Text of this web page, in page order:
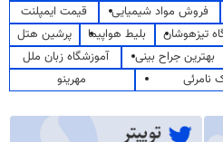
فروش مواد شیمیایی
قیمت ایمپلنت
تیزهوشان بلیط هواپیما
پرشین هتل
بهترین جراح بینی
آموزشگاه زبان ملل
مهرینو